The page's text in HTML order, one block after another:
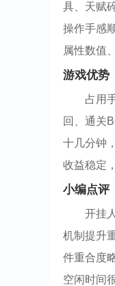
具、天赋
操作手感
属性数值
游戏优势
占用
回、通关
十几分钟
收益稳定
小编点评
开挂
机制提升
件重合度
空闲时间